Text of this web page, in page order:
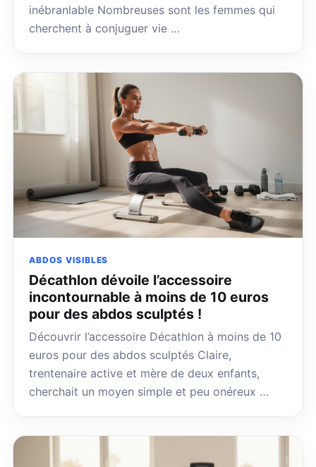
inébranlable Nombreuses sont les femmes qui
cherchent à conjuguer vie …
ABDOS VISIBLES
Décathlon dévoile l’accessoire
incontournable à moins de 10 euros
pour des abdos sculptés !
Découvrir l’accessoire Décathlon à moins de 10
euros pour des abdos sculptés Claire,
trentenaire active et mère de deux enfants,
cherchait un moyen simple et peu onéreux …